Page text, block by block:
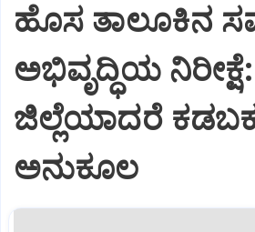
ಹೊಸ ತಾಲೂಕಿನ
ಅಭಿವೃದ್ಧಿಯ ನಿರೀಕ್ಷೆ:
ಜಿಲ್ಲೆಯಾದರೆ
ಅನುಕೂಲ